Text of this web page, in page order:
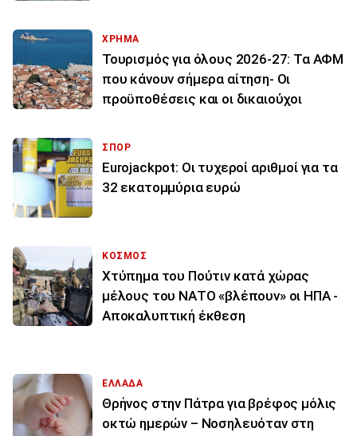
ΧΡΗΜΑ
Τουρισμός για όλους 2026-27: Τα ΑΦΜ
που κάνουν σήμερα αίτηση- Οι
προϋποθέσεις και οι δικαιούχοι
ΣΠΟΡ
Eurojackpot: Οι τυχεροί αριθμοί για τα
32 εκατoμμύρια ευρώ
ΚΟΣΜΟΣ
Χτύπημα του Πούτιν κατά χώρας
μέλους του ΝΑΤΟ «βλέπουν» οι ΗΠΑ -
Αποκαλυπτική έκθεση
ΕΛΛΑΔΑ
Θρήνος στην Πάτρα για βρέφος μόλις
οκτώ ημερών – Νοσηλευόταν στη